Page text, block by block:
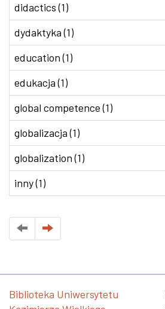
didactics (1)
dydaktyka (1)
education (1)
edukacja (1)
global competence (1)
globalizacja (1)
globalization (1)
inny (1)
Biblioteka Uniwersytetu